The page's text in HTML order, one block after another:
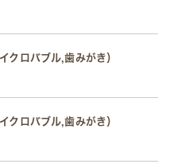
クロバブル,歯みがき）
クロバブル,歯みがき）